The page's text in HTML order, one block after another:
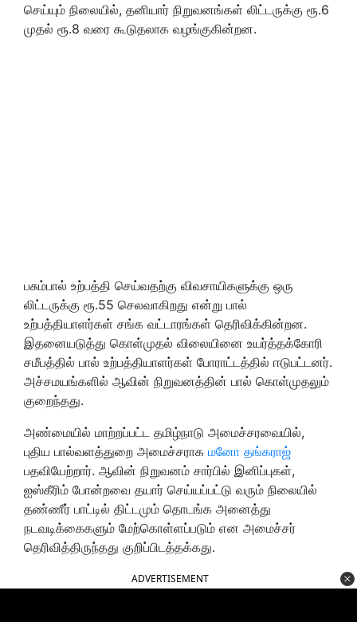
செய்யும் நிலையில், தனியார் நிறுவனங்கள் லிட்டருக்கு ரூ.6
முதல் ரூ.8 வரை கூடுதலாக வழங்குகின்றன.
பசும்பால் உற்பத்தி செய்வதற்கு விவசாயிகளுக்கு ஒரு
லிட்டருக்கு ரூ.55 செலவாகிறது என்று பால்
உற்பத்தியாளர்கள் சங்க வட்டாரங்கள் தெரிவிக்கின்றன.
இதனையடுத்து கொள்முதல் விலையினை உயர்த்தக்கோரி
சமீபத்தில் பால் உற்பத்தியாளர்கள் போராட்டத்தில் ஈடுபட்டனர்.
அச்சமயங்களில் ஆவின் நிறுவனத்தின் பால் கொள்முதலும்
குறைந்தது.
அண்மையில் மாற்றப்பட்ட தமிழ்நாடு அமைச்சரவையில்,
புதிய பால்வளத்துறை அமைச்சராக மனோ தங்கராஜ்
பதவியேற்றார். ஆவின் நிறுவனம் சார்பில் இனிப்புகள்,
ஐஸ்கீரிம் போன்றவை தயார் செய்யப்பட்டு வரும் நிலையில்
தண்ணீர் பாட்டில் திட்டமும் தொடங்க அனைத்து
நடவடிக்கைகளும் மேற்கொள்ளப்படும் என அமைச்சர்
தெரிவித்திருந்தது குறிப்பிடத்தக்கது.
ADVERTISEMENT